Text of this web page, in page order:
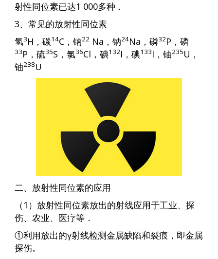
射性同位素已达1 000多种．
3、常见的放射性同位素
氢3H，碳14C，钠22 Na，钠24Na，磷32P，磷
33P，硫35S，氯36Cl，碘132I，碘133I，铀235U，
铀238U
二、放射性同位素的应用
（1）放射性同位素放出的射线应用于工业、探
伤、农业、医疗等．
①利用放出的γ射线检测金属缺陷和裂痕，即金属
探伤。